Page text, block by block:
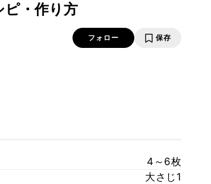
・作り方
フォロー 保存
4～6枚
大さじ1